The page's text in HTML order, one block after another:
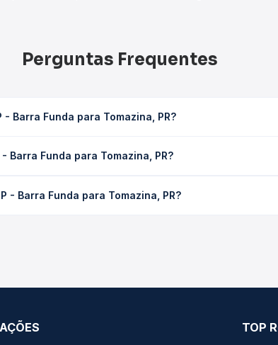
Perguntas Frequentes
Barra Funda para Tomazina, PR?
você consulta os horários disponíveis e vê a
Barra Funda para Tomazina, PR?
compara os preços de todas as viações em tempo
- Barra Funda para Tomazina, PR?
TOP